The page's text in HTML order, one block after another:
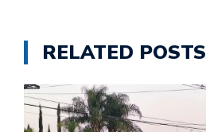
RELATED POSTS